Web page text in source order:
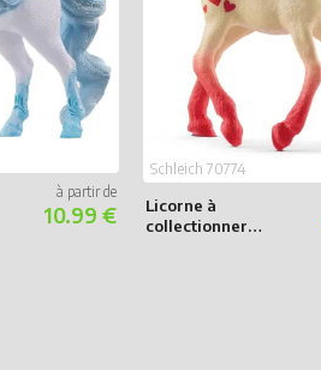
10.99 €
Licorne à
collectionner
Schleich 70774